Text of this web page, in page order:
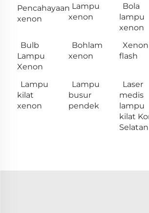
Pencahayaan
xenon
Lampu
xenon
Bola
lampu
xenon
Bulb
Lampu
Xenon
Bohlam
xenon
Xenon
flash
Lampu
kilat
xenon
Lampu
busur
pendek
Laser
medis
lampu
kilat
Selatan